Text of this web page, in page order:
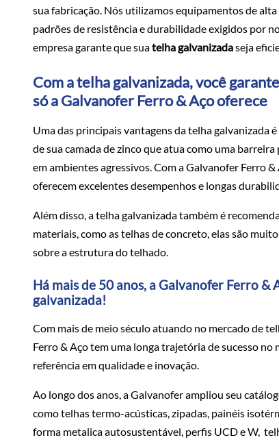
sua fabricação. Nós utilizamos equipamentos de
padrões de resistência e durabilidade exigidos por
empresa garante que suatelha galvanizadaseja
Com a telha galvanizada, você
só a Galvanofer Ferro & Aço oferece
Uma das principais vantagens da telha galvanizada
de sua camada de zinco que atua como uma
em ambientes agressivos. Com a Galvanofer Ferro
oferecem excelentes desempenhos e longas
Além disso, a telha galvanizada também é
materiais, como as telhas de concreto, elas são
sobre a estrutura do telhado.
Há mais de 50 anos, a Galvanofer Ferro
galvanizada!
Com mais de meio século atuando no mercado de
Ferro & Aço tem uma longa trajetória de sucesso
referência em qualidade e inovação.
Ao longo dos anos, a Galvanofer ampliou seu
como telhas termo-acústicas, zipadas, painéis
forma metalica autosustentável, perfis UCD e W,